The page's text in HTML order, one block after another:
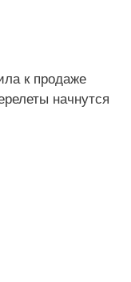
к продаже
начнутся